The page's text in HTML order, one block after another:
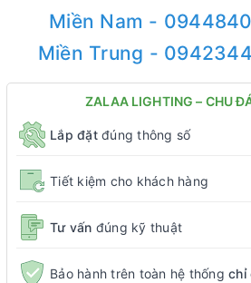
Miền Nam -
Miền Trung -
ZALAA LIGHTING – CHU
Lắp đặtđúng thông số
Tiết kiệm cho khách hàng
Tư vấn đúng kỹ thuật
Bảo hành trên toàn hệ thống chỉ